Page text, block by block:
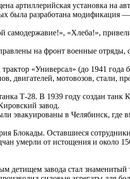
установка на
была разработана
самодержавие!», «Хлеба!»,
на фронт военные отряды,
«Универсал» (до 1941
двигателей, мотовозов, стали,
Т-28. В 1939 году создан танк
завод.
в Челябинск, где
Блокады. Оставшиеся
умерли от истощения и около
детищем завода стал